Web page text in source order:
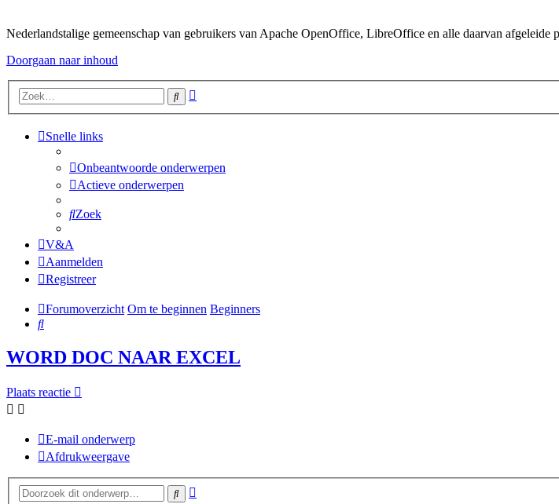
Nederlandstalige gemeenschap van gebruikers van Apache OpenOffice, LibreOffice en alle daarvan afgeleide
Doorgaan naar inhoud
Zoek
Snelle links
Onbeantwoorde onderwerpen
Actieve onderwerpen
Zoek
V&A
Aanmelden
Registreer
Forumoverzicht Om te beginnen Beginners
Zoek
WORD DOC NAAR EXCEL
Plaats reactie
E-mail onderwerp
Afdrukweergave
Zoek